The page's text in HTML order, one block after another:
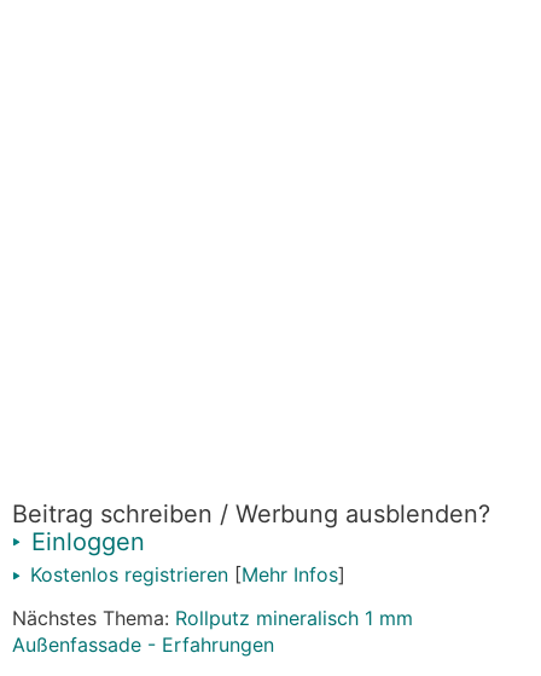
Beitrag schreiben / Werbung ausblenden?
Einloggen
Kostenlos registrieren [Mehr Infos]
Nächstes Thema: Rollputz mineralisch 1 mm
Außenfassade - Erfahrungen